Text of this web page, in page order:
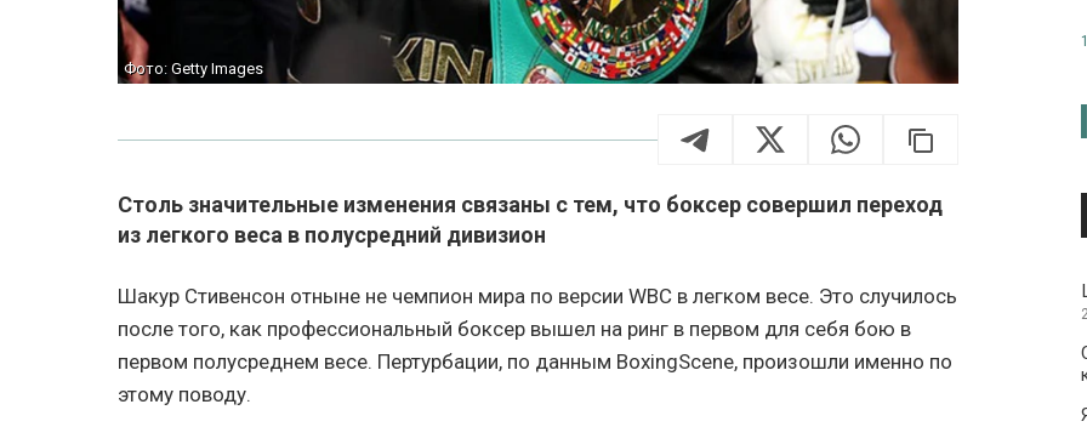
Фото: Getty Images
Столь значительные изменения связаны с тем, что боксер совершил переход
из легкого веса в полусредний дивизион
Шакур Стивенсон отныне не чемпион мира по версии WBC в легком весе. Это случилось
после того, как профессиональный боксер вышел на ринг в первом для себя бою в
первом полусреднем весе. Пертурбации, по данным BoxingScene, произошли именно по
этому поводу.